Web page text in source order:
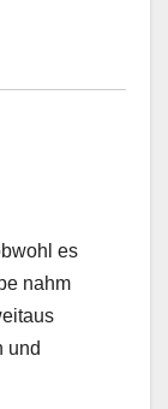
es
nahm
und